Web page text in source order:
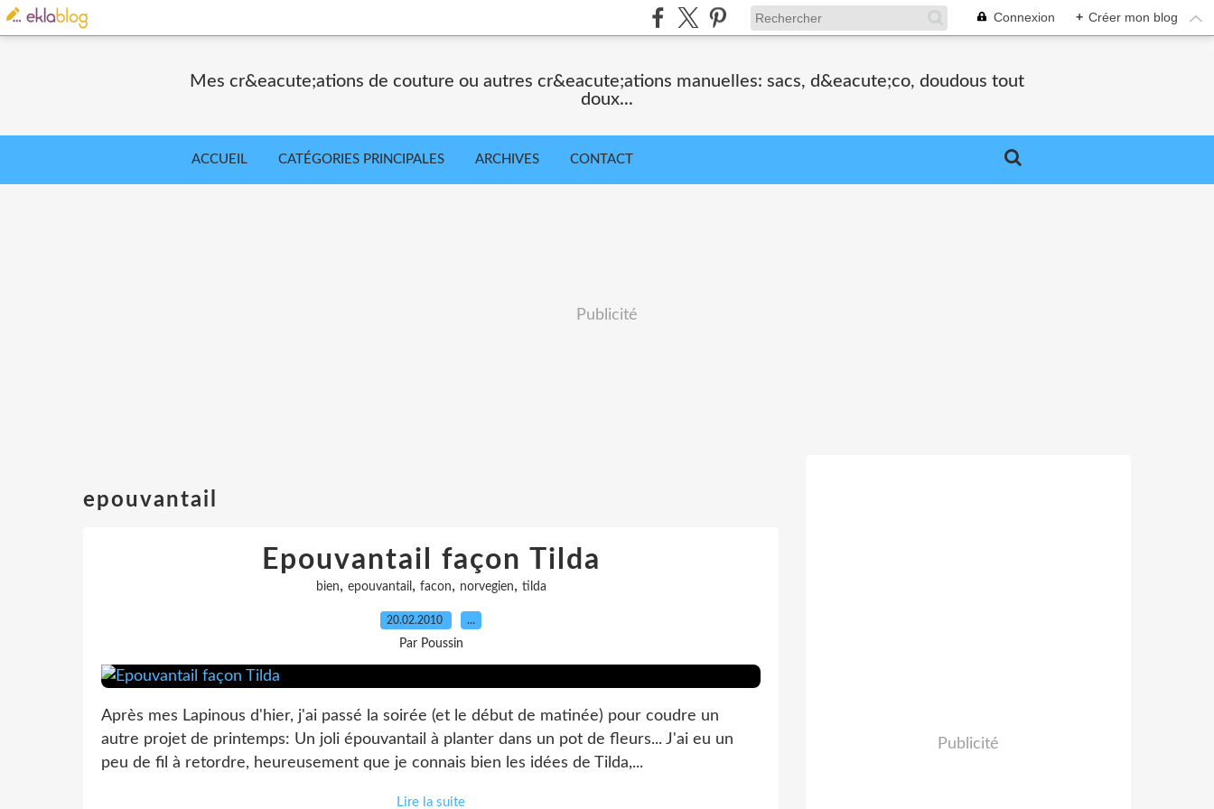
Connexion + Créer mon blog
Mes cr&eacute;ations de couture ou autres cr&eacute;ations manuelles: sacs, d&eacute;co, doudous tout
doux...
ACCUEIL CATÉGORIES PRINCIPALES ARCHIVES CONTACT
Publicité
epouvantail
Epouvantail façon Tilda
bien, epouvantail, facon, norvegien, tilda
20.02.2010 …
Par Poussin
Après mes Lapinous d'hier, j'ai passé la soirée (et le début de matinée) pour coudre un
autre projet de printemps: Un joli épouvantail à planter dans un pot de fleurs... J'ai eu un
peu de fil à retordre, heureusement que je connais bien les idées de Tilda,...
Lire la suite
Publicité